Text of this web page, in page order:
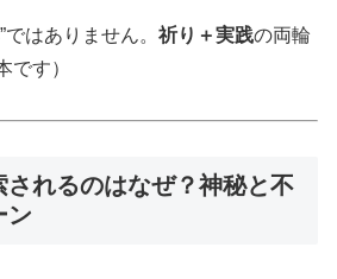
はありません。 祈り＋実践の両輪
です）
されるのはなぜ？神秘と不
ン